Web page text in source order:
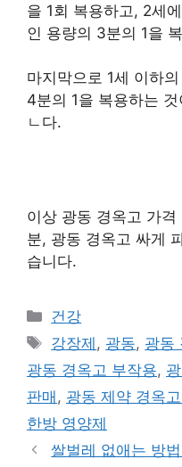
을 1회 복용하고, 2세
인 용량의 3분의 1을
마지막으로 1세 이하
4분의 1을 복용하는
ㄴ다.
이상 광동 경옥고 가
분, 광동 경옥고 싸게
습니다.
카
테
리
건강
태
그
강장제 , 광동, 광동
광동 경옥고 부작용,
판매 , 광동 제약 경옥
한방 영양제
쌀벌레 없애는 방